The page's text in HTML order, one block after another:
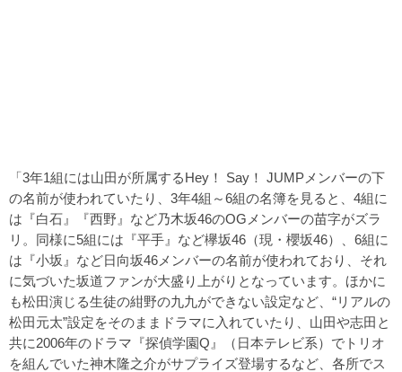
「3年1組には山田が所属するHey！ Say！ JUMPメンバーの下
の名前が使われていたり、3年4組～6組の名簿を見ると、4組に
は『白石』『西野』など乃木坂46のOGメンバーの苗字がズラ
リ。同様に5組には『平手』など欅坂46（現・櫻坂46）、6組に
は『小坂』など日向坂46メンバーの名前が使われており、それ
に気づいた坂道ファンが大盛り上がりとなっています。ほかに
も松田演じる生徒の紺野の九九ができない設定など、“リアルの
松田元太”設定をそのままドラマに入れていたり、山田や志田と
共に2006年のドラマ『探偵学園Q』（日本テレビ系）でトリオ
を組んでいた神木隆之介がサプライズ登場するなど、各所でス